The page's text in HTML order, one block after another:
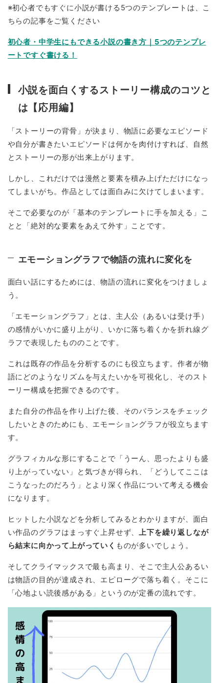
※初心者でもすぐに小説が書ける5つのテンプレートは、こ
ちらの記事をご覧ください
初心者・中学生にもできる小説の書き方｜5つのテンプレ
ートですぐ書ける！
小説を面白くするストーリー構成のコツと
は【応用編】
「ストーリーの背骨」が決まり、物語に必要なエピソード
や自分が書きたいエピソードは何かを肉付けすれば、自然
とストーリーの形が出来上がります。
しかし、これだけでは漫然と要素を積み上げただけになっ
てしまいがち。作品としては面白みに欠けてしまいます。
そこで必要なのが「基本のテンプレートに手を加える」こ
とと「絶対的な要素をあえて外す」ことです。
エモーショングラフで物語の流れに変化を
面白い話にするためには、物語の流れに変化をつけましょ
う。
「エモーショングラフ」とは、主人公（あるいは受け手）
の感情がいかに盛り上がり、いかに落ち着くかを折れ線グ
ラフで表現したもののことです。
これは既存の作品を分析するのにも役立ちます。作者が物
語にどのようなリズムを与えたいかを可視化し、そのスト
ーリー構成を把握できるのです。
また自分の作品を作り上げた後、そのバランスをチェック
したいときのためにも、エモーショングラフが役立ちます
す。
グラフィカルな形にすることで「うーん、思ったよりも盛
り上がっていない」と気づきが得られ、「どうしてここは
こうなったのだろう」とより深く作品について考える機会
になります。
ヒットした小説などを分析してみるとわかりますが、面白
い作品のグラフはまっすぐ上昇せず、上下を繰り返しなが
ら結末に向かって上がっていく ものが多いでしょう。
そしてクライマックスで最も高まり、そこで主人公あるい
は物語の目的が達成され、エピローグで落ち着く。そこに
「心地よい読後感がある」というのが定番の流れです。